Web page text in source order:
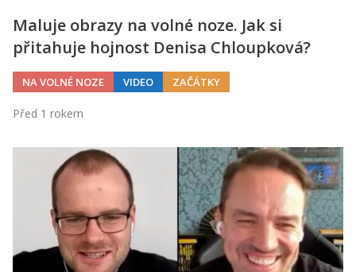
Maluje obrazy na volné noze. Jak si
přitahuje hojnost Denisa Chloupková?
NA VOLNÉ NOZE VIDEO ZAČÁTKY
Před 1 rokem